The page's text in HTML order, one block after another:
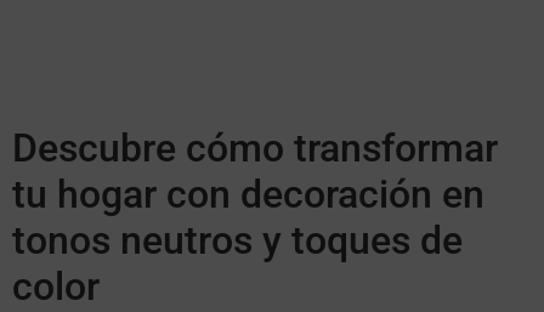
Descubre cómo transformar
tu hogar con decoración en
tonos neutros y toques de
color